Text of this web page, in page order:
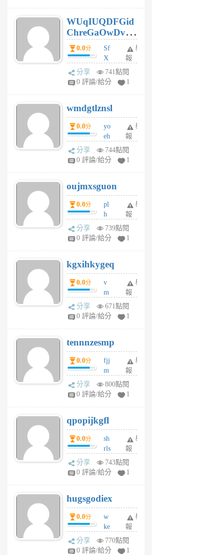
個
月
前
WUqIUQDFGid
ChreGaOwDv
dY0.0分
Sf
X
Pe
Jc
R
P
m
v
A
V
個
月
前
舉
報
分享
741點閱
0 評論/給分
1
wmdgtlznsl
0.0分
yo
eh
ld
gy
個
月
前
舉
報
分享
744點閱
0 評論/給分
1
oujmxsguon
0.0分
pl
h
wi
w
6
個
月
前
舉
報
分享
739點閱
0 評論/給分
1
kgxihkygeq
0.0分
v
m
sg
sr
6
個
月
前
舉
報
分享
671點閱
0 評論/給分
1
tennnzesmp
0.0分
fjj
m
w
rs
6
個
月
前
舉
報
分享
800點閱
0 評論/給分
1
qpopijkgfl
0.0分
sh
rls
k
m
6
個
月
前
舉
報
分享
743點閱
0 評論/給分
1
hugsgodiex
0.0分
w
ke
rv
pj
舉
報
分享
770點閱
0 評論/給分
1